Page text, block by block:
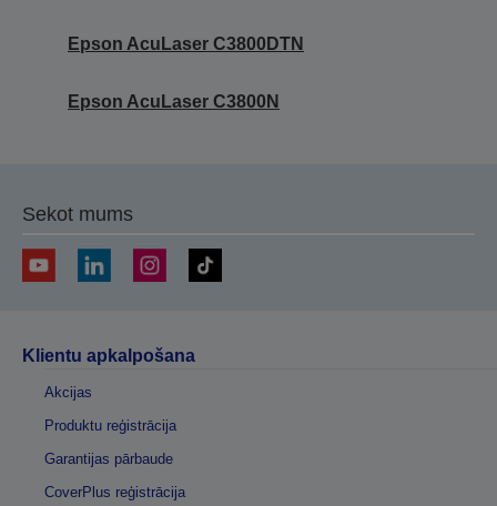
Epson AcuLaser C3800DTN
Epson AcuLaser C3800N
Sekot mums
Klientu apkalpošana
Akcijas
Produktu reģistrācija
Garantijas pārbaude
CoverPlus reģistrācija